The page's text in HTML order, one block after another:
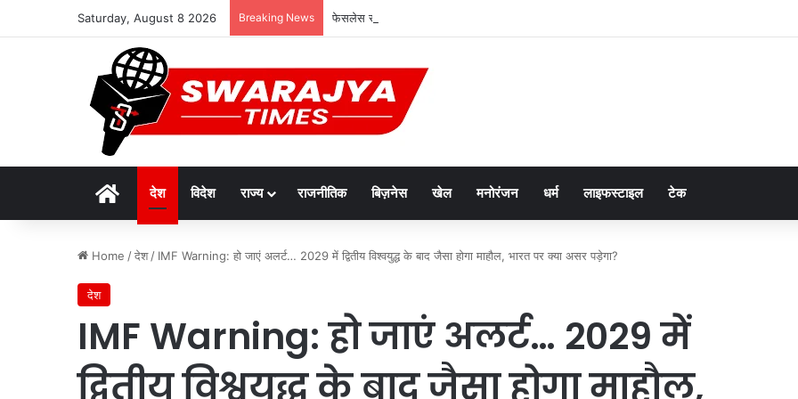
Saturday, August 8 2026 Breaking News फेसलेस रजिस्ट्री का नया नियम लागू, अब नहीं अटकेगा रजिस्ट्री का काम; जानें आम लोगों को क्या होगा फायदा
Homeदेश विदेश राज्य राजनीतिक बिज़नेस खेल मनोरंजन धर्म लाइफस्टाइल टेक
Home /देश / IMF Warning: हो जाएं अलर्ट… 2029 में द्वितीय विश्वयुद्ध के बाद जैसा होगा माहौल, भारत पर क्या असर पड़ेगा?
देश
IMF Warning: हो जाएं अलर्ट… 2029 में
द्वितीय विश्वयुद्ध के बाद जैसा होगा माहौल,